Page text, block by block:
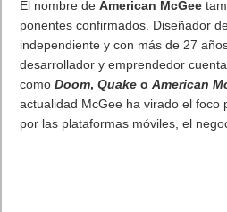
EtiquetasSquare Enix videojuegos
PrevioVALORANT, el shooter de Riot
para el lanzamiento el 2 de junio